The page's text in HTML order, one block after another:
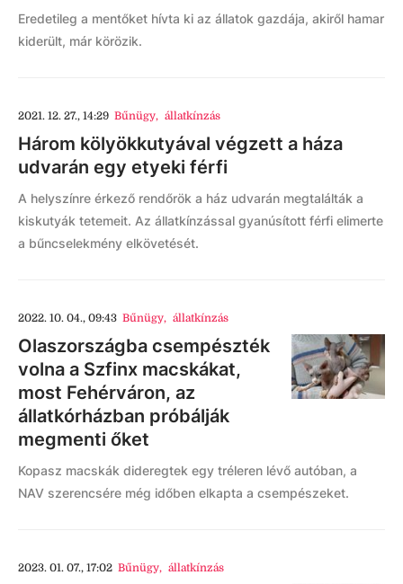
Eredetileg a mentőket hívta ki az állatok gazdája, akiről hamar
kiderült, már körözik.
2021. 12. 27., 14:29 Bűnügy, állatkínzás
Három kölyökkutyával végzett a háza
udvarán egy etyeki férfi
A helyszínre érkező rendőrök a ház udvarán megtalálták a
kiskutyák tetemeit. Az állatkínzással gyanúsított férfi elimerte
a bűncselekmény elkövetését.
2022. 10. 04., 09:43 Bűnügy, állatkínzás
Olaszországba csempészték
volna a Szfinx macskákat,
most Fehérváron, az
állatkórházban próbálják
megmenti őket
Kopasz macskák dideregtek egy tréleren lévő autóban, a
NAV szerencsére még időben elkapta a csempészeket.
2023. 01. 07., 17:02 Bűnügy, állatkínzás